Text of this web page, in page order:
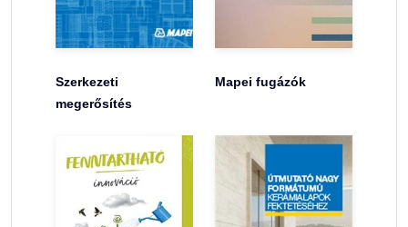
Szerkezeti
megerősítés
Mapei fugázók